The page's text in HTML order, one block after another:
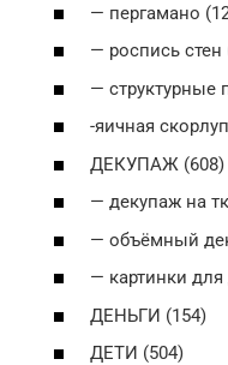
— пергамано
— роспись стен
— структурные
-яичная
ДЕКУПАЖ (608)
— декупаж на
— объёмный
— картинки
ДЕНЬГИ (154)
ДЕТИ (504)